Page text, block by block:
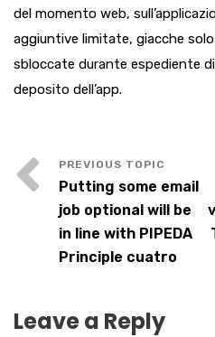
del momento web,
aggiuntive limitate, giacche
sbloccate durante espediente
deposito dell’app.
Putting some email
job optional will be
in line with PIPEDA
Principle cuatro
Leave a Reply